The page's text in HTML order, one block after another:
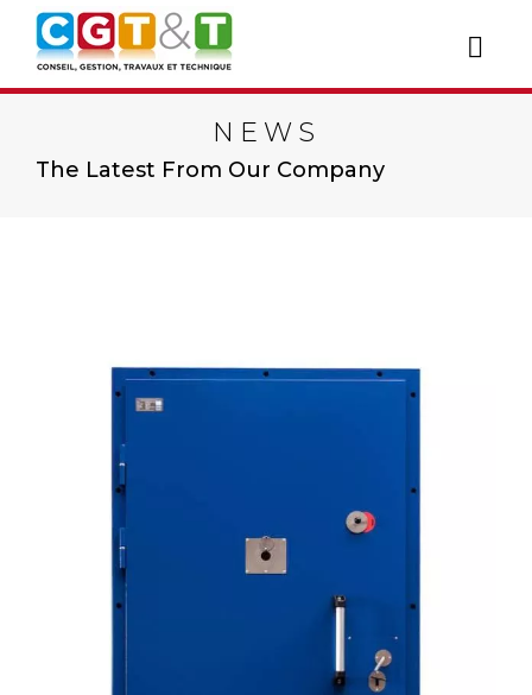
NEWS
The Latest From Our Company